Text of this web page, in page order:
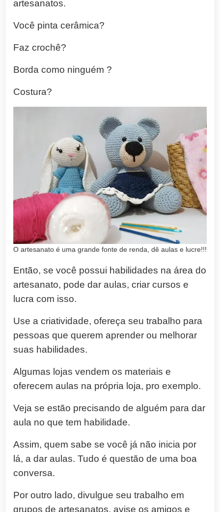
artesanatos.
Você pinta cerâmica?
Faz crochê?
Borda como ninguém ?
Costura?
O artesanato é uma grande fonte de renda, dê aulas e lucre!!!
Então, se você possui habilidades na área do
artesanato, pode dar aulas, criar cursos e
lucra com isso.
Use a criatividade, ofereça seu trabalho para
pessoas que querem aprender ou melhorar
suas habilidades.
Algumas lojas vendem os materiais e
oferecem aulas na própria loja, pro exemplo.
Veja se estão precisando de alguém para dar
aula no que tem habilidade.
Assim, quem sabe se você já não inicia por
lá, a dar aulas. Tudo é questão de uma boa
conversa.
Por outro lado, divulgue seu trabalho em
grupos de artesanatos, avise os amigos e